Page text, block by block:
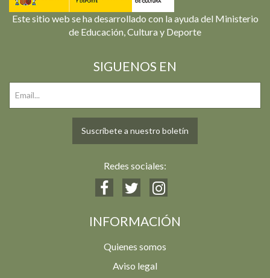
Este sitio web se ha desarrollado con la ayuda del Ministerio
de Educación, Cultura y Deporte
SIGUENOS EN
Suscríbete a nuestro boletín
Redes sociales:
INFORMACIÓN
Quienes somos
Aviso legal